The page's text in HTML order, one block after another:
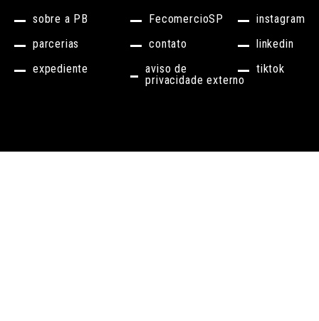
sobre a PB
parcerias
expediente
FecomercioSP
contato
aviso de
privacidade externo
instagram
linkedin
tiktok